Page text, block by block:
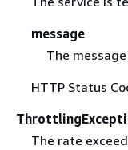
message
The
HTTP Status
The rate